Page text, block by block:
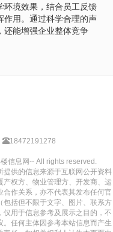
环境效果，结合员工反馈
作用。通过科学合理的声
还能增强企业整体竞争
18472191278
信息网-- All rights reserved.
供的信息来源于互联网公开资料
权方、物业管理方、开发商、运
作关系，亦不代表其发布任何官
括但不限于文字、图片、联系方
用于信息参考及展示之目的，不
任何主体因参考本站信息而产生